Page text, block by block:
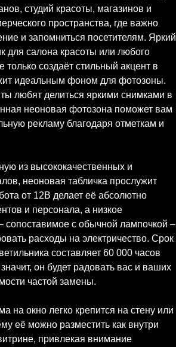
студий красоты, магазинов и
пространства, где важно
и запомниться посетителям. Яркий
для салона красоты или любого
только создаёт стильный акцент в
идеальным фоном для фотозоны.
любят делиться яркими снимками в
неоновая фотозона поможет вам
рекламу благодаря отметкам и
из высококачественных и
неоновая табличка прослужит
от 12В делает её абсолютно
и персонала, а низкое
сопоставимое с обычной лампочкой –
расходы на электричество. Срок
составляет 60 000 часов
он будет радовать вас и ваших
частой замены.
на окно легко крепится на стену или
её можно разместить как внутри
привлекая внимание